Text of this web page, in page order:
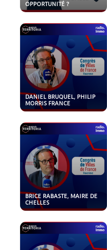
OPPORTUNITÉ ?
DANIEL BRUQUEL, PHILIP
MORRIS FRANCE
BRICE RABASTE, MAIRE DE
CHELLES